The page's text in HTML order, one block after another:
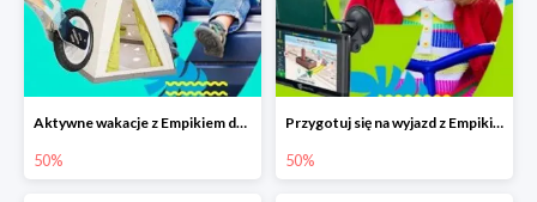
Aktywne wakacje z Empikiem do -50%
50%
Przygotuj się na wyjazd z Empikiem - rabaty do -50%
50%